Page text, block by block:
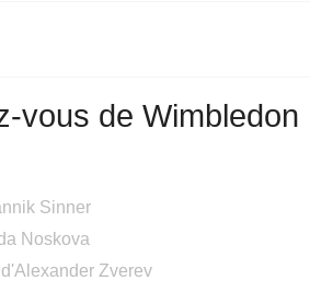
08/08
à quelques points d'une finale
vous de Wimbledon
Sinner
Noskova
d'Alexander Zverev